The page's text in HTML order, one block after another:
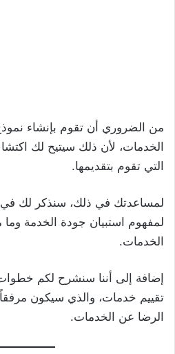
من الضروري أن تقوم بإنشاء
الخدمات، لأن ذلك سيتيح لك
التي تقوم بتقديمها.
لمساعدتك في ذلك، سنذكر لك في
لمفهوم استبيان جودة الخدمة
الخدمات.
إضافة إلى أننا سنشرح لكم
تقييم خدمات، والذي سيكون مرفقاً
الرضا عن الخدمات.